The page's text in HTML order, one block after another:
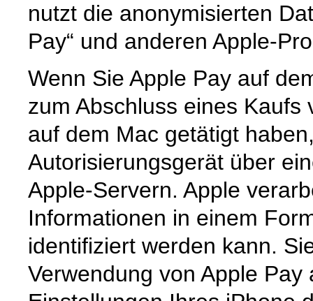
nutzt die anonymisierten
Pay“ und anderen Apple-
Wenn Sie Apple Pay auf
zum Abschluss eines
auf dem Mac getätigt
Autorisierungsgerät über
Apple-Servern. Apple
Informationen in einem
identifiziert werden kann.
Verwendung von Apple